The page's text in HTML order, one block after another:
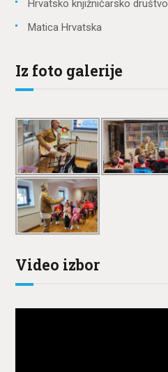
Hrvatsko knjižničarsko društvo
Matica Hrvatska
Iz foto galerije
Video izbor